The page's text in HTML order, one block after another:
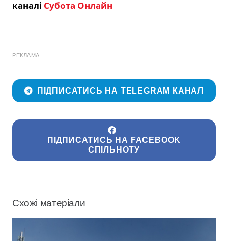
каналі Субота Онлайн
РЕКЛАМА
ПІДПИСАТИСЬ НА TELEGRAM КАНАЛ
ПІДПИСАТИСЬ НА FACEBOOK
СПІЛЬНОТУ
Схожі матеріали